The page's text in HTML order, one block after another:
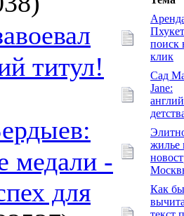
титул!
медали -
для
поиск
клик
Сад
Jane:
жилье
Как